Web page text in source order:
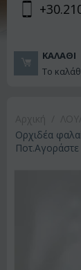
ΚΑΛΆΘΙ
Το
Ορχιδέα